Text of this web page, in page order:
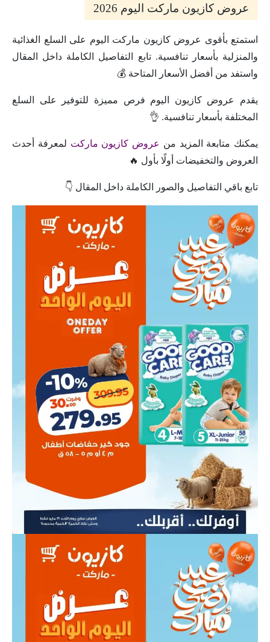
عروض كازيون ماركت اليوم 2026
استمتع بأقوى عروض كازيون ماركت اليوم على السلع الغذائية
والمنزلية بأسعار تنافسية. تابع التفاصيل الكاملة داخل المقال
واستفد من أفضل الأسعار المتاحة 💰
يقدم عروض كازيون اليوم فرص مميزة للتوفير على السلع
المختلفة بأسعار تنافسية. 👌
يمكنك متابعة المزيد من عروض كازيون ماركت لمعرفة أحدث
العروض والتخفيضات أولًا بأول 🔥
تابع باقي التفاصيل والصور الكاملة داخل المقال 👇